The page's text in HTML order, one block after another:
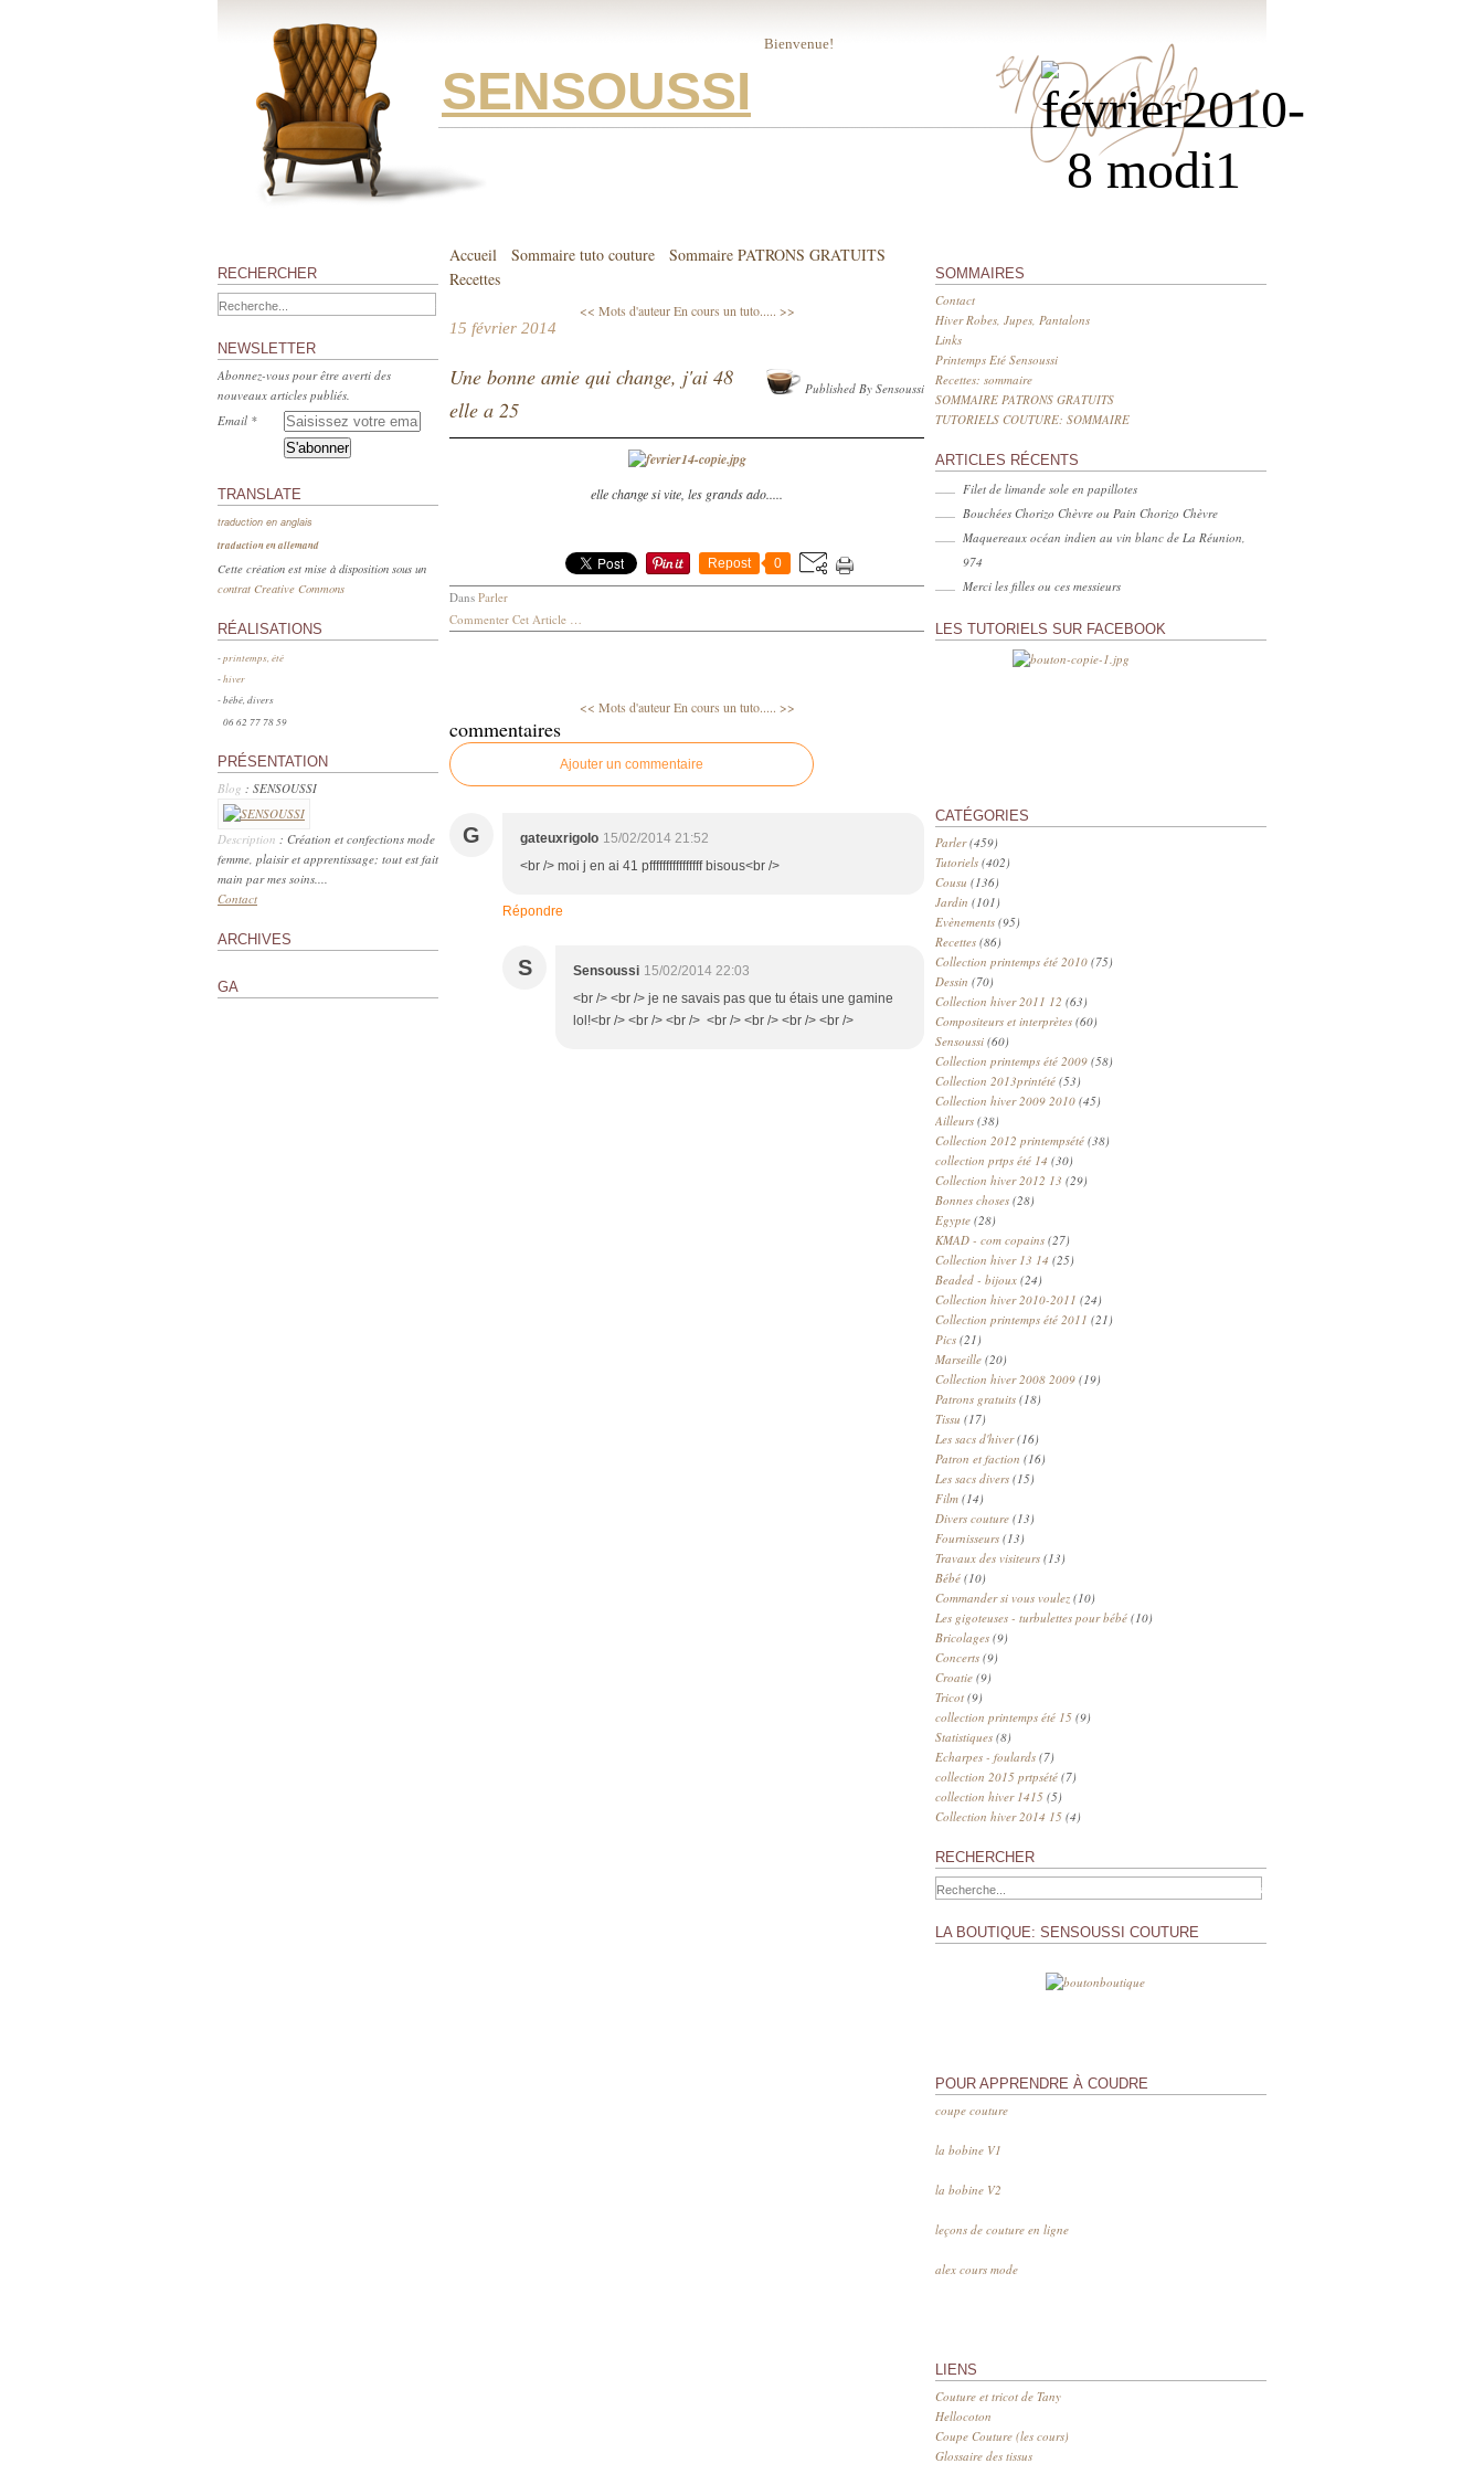
Bienvenue!
SENSOUSSI
RECHERCHER
NEWSLETTER
Abonnez-vous pour être averti des
nouveaux articles publiés.
Email
TRANSLATE
traduction en anglais
traduction en allemand
Cette création est mise à disposition sous un
contrat Creative Commons
RÉALISATIONS
-printemps, été
-hiver
- bébé, divers
06 62 77 78 59
PRÉSENTATION
Blog : SENSOUSSI
Description : Création et confections mode
femme, plaisir et apprentissage; tout est fait
main par mes soins....
Contact
ARCHIVES
GA
Accueil Sommaire tuto couture
Sommaire PATRONS GRATUITS
Recettes
<< Mots d'auteur En cours un tuto..... >>
15 février 2014
Une bonne amie qui change, j'ai 48
elle a 25
elle change si vite, les grands ado.....
Repost 0
Published By Sensoussi
Dans Parler
Commenter Cet Article …
<< Mots d'auteur En cours un tuto..... >>
commentaires
Ajouter un commentaire
G gateuxrigolo 15/02/2014 21:52
<br /> moi j en ai 41 pffffffffffffffff bisous<br />
Répondre
S Sensoussi 15/02/2014 22:03
<br /> <br /> je ne savais pas que tu étais une gamine
lol!<br /> <br /> <br /> <br /> <br /> <br /> <br />
SOMMAIRES
Contact
Hiver Robes, Jupes, Pantalons
Links
Printemps Eté Sensoussi
Recettes: sommaire
SOMMAIRE PATRONS GRATUITS
TUTORIELS COUTURE: SOMMAIRE
ARTICLES RÉCENTS
Filet de limande sole en papillotes
Bouchées Chorizo Chèvre ou Pain Chorizo Chèvre
Maquereaux océan indien au vin blanc de La Réunion,
974
Merci les filles ou ces messieurs
LES TUTORIELS SUR FACEBOOK
CATÉGORIES
Parler(459)
Tutoriels (402)
Cousu (136)
Jardin (101)
Evènements (95)
Recettes (86)
Collection printemps été 2010 (75)
Dessin (70)
Collection hiver 2011 12 (63)
Compositeurs et interprètes (60)
Sensoussi (60)
Collection printemps été 2009 (58)
Collection 2013printété (53)
Collection hiver 2009 2010 (45)
Ailleurs (38)
Collection 2012 printempsété (38)
collection prtps été 14 (30)
Collection hiver 2012 13 (29)
Bonnes choses (28)
Egypte (28)
KMAD - com copains (27)
Collection hiver 13 14 (25)
Beaded - bijoux (24)
Collection hiver 2010-2011 (24)
Collection printemps été 2011 (21)
Pics (21)
Marseille (20)
Collection hiver 2008 2009 (19)
Patrons gratuits (18)
Tissu (17)
Les sacs d'hiver(16)
Patron et faction (16)
Les sacs divers (15)
Film (14)
Divers couture (13)
Fournisseurs (13)
Travaux des visiteurs (13)
Bébé (10)
Commander si vous voulez (10)
Les gigoteuses - turbulettes pour bébé (10)
Bricolages (9)
Concerts (9)
Croatie (9)
Tricot (9)
collection printemps été 15 (9)
Statistiques (8)
Echarpes - foulards (7)
collection 2015 prtpsété (7)
collection hiver 1415 (5)
Collection hiver 2014 15 (4)
RECHERCHER
LA BOUTIQUE: SENSOUSSI COUTURE
POUR APPRENDRE À COUDRE
coupe couture
la bobine V1
la bobine V2
leçons de couture en ligne
alex cours mode
LIENS
Couture et tricot de Tany
Hellocoton
Coupe Couture (les cours)
Glossaire des tissus